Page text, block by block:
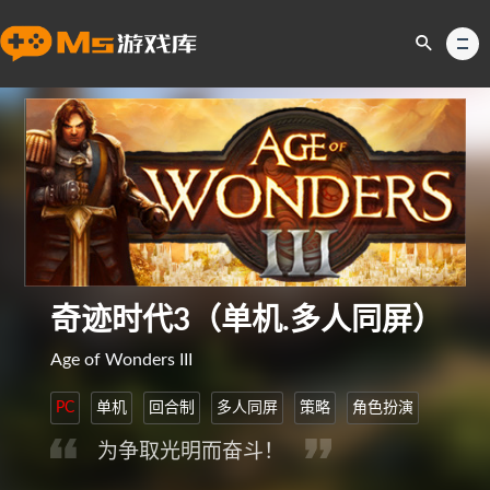
奇迹时代3（单机.多人同屏）
Age of Wonders III
PC 单机 回合制 多人同屏 策略 角色扮演
为争取光明而奋斗！